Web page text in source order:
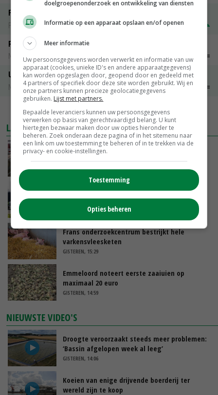
Fritesgeschikt NL Du Be
PotatoNL
€ 15,00~ € 23,00
Peen
Noteringen
€ 26,00~ € 33,00
Uien Middenmeer Geel 30-60% grof
Noteringen
€ 0,00~ € 0,00
MEER MARKTPRIJZEN
LAATSTE NIEUWS
‘Door hittegolf is aantal terugkomers bij
VANDAAG, 06:19
Gemiddelde Europese melkprijs daalt licht in
juni
GISTEREN, 17:04
Frans onderzoekcentrum bestrijkt hele
varkensvleesketen
GISTEREN, 15:29
Emmeloord noteert eerste zaaiuien op
maximaal 20 euro
GISTEREN, 14:59
NIEUWSTE VIDEO'S
Droogte veroorzaakt steeds meer problemen:
‘Bassin afgelopen week al leeg’
GISTEREN, 14:06
Koeien van enige drijvende boerderij ter
wereld zijn te koop
doelgroepenonderzoek en ontwikkeling van diensten
Informatie op een apparaat opslaan en/of openen
Meer informatie
Uw persoonsgegevens worden verwerkt en informatie van uw
apparaat (cookies, unieke ID's en andere apparaatgegevens)
kan worden opgeslagen door, geopend door en gedeeld met
4 partners of specifiek door deze site worden gebruikt. Wij en
onze partners kunnen precieze geolocatiegegevens
gebruiken. Lijst met partners.
Bepaalde leveranciers kunnen uw persoonsgegevens
verwerken op basis van gerechtvaardigd belang. U kunt
hiertegen bezwaar maken door uw opties hieronder te
beheren. Zoek onderaan deze pagina of in het sitemenu naar
een link om uw toestemming te beheren of in te trekken via de
privacy- en cookie-instellingen.
Toestemming
Opties beheren